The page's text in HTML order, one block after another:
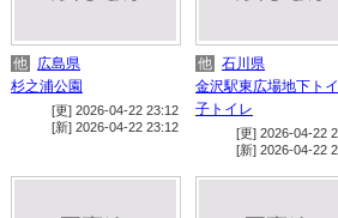
他
広島県
杉之浦公園
[更] 2026-04-22 23:12
[新] 2026-04-22 23:12
他 石川県
金沢駅東広場地下ト
子トイレ
[更] 2026-04-22
[新] 2026-04-22